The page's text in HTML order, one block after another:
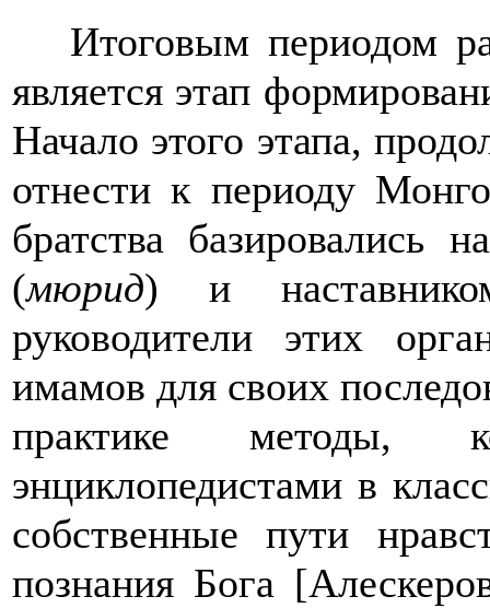
Итоговым периодом
является этап
Начало этого этапа,
отнести к периоду
братства базировались
(мюрид) и
руководители этих
имамов для своих
практике методы,
энциклопедистами в
собственные пути
познания Бога